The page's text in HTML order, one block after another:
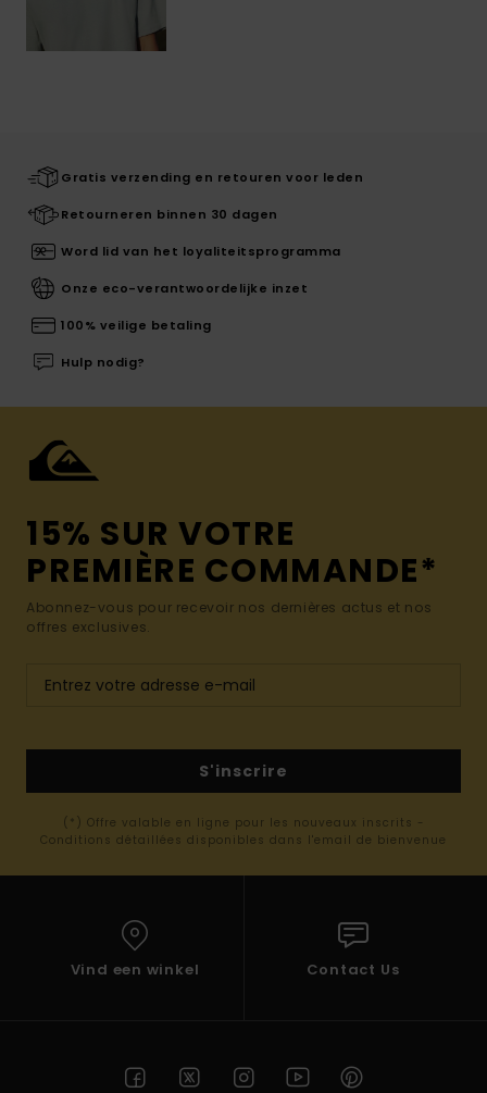
Gratis verzending en retouren voor leden
Retourneren binnen 30 dagen
Word lid van het loyaliteitsprogramma
Onze eco-verantwoordelijke inzet
100% veilige betaling
Hulp nodig?
15% SUR VOTRE
PREMIÈRE COMMANDE*
Abonnez-vous pour recevoir nos dernières actus et nos
offres exclusives.
S'inscrire
(*) Offre valable en ligne pour les nouveaux inscrits -
Conditions détaillées disponibles dans l'email de bienvenue
Vind een winkel Contact Us